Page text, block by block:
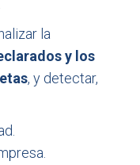
la
y los
, y detectar,